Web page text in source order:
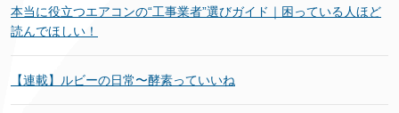
本当に役立つエアコンの“工事業者”選びガイド｜困っている人ほど
読んでほしい！
【連載】ルビーの日常〜酵素っていいね